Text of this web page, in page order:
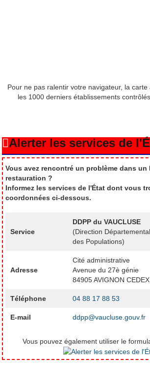
Pour ne pas ralentir votre navigateur, la
les 1000 derniers établissements
Alerter les services de
Vous avez rencontré un problème dans un
restauration ?
Informez les services de l'État dont vous
coordonnées ci-dessous.
Service
DDPP du VAUCLUSE
(Direction
des Populations)
Adresse
Cité administrative
Avenue du 27è génie
84905 AVIGNON
Téléphone 04 88 17 88 53
E-mail ddpp@vaucluse.gouv.fr
Vous pouvez également utiliser le